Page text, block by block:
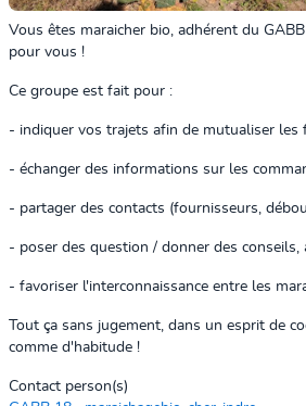
Vous êtes maraicher bio, adhérent du
pour vous !
Ce groupe est fait pour :
- indiquer vos trajets afin de mutualiser les
- échanger des informations sur les
- partager des contacts (fournisseurs,
- poser des question / donner des conseils,
- favoriser l'interconnaissance entre les
Tout ça sans jugement, dans un esprit de
comme d'habitude !
Contact person(s)